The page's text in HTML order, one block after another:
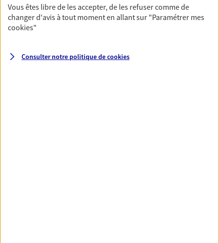
responsabilité civile.
Découvrir l'offre Multirisque Entreprise
Vous êtes libre de les accepter, de les refuser comme de
changer d'avis à tout moment en allant sur "Paramétrer mes
cookies"
Consulter notre politique decookies